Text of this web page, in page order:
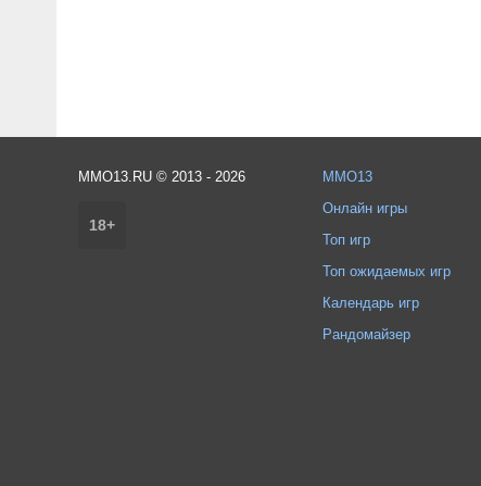
MMO13.RU © 2013 - 2026
18+
MMO13
Онлайн игры
Топ игр
Топ ожидаемых игр
Календарь игр
Рандомайзер